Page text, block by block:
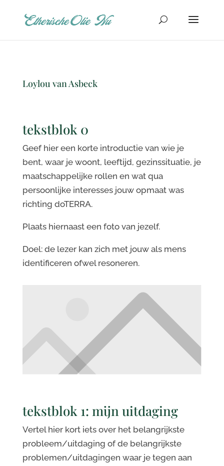
Loylou van Asbeck
tekstblok 0
Geef hier een korte introductie van wie je
bent, waar je woont, leeftijd, gezinssituatie, je
maatschappelijke rollen en wat qua
persoonlijke interesses jouw opmaat was
richting doTERRA.
Plaats hiernaast een foto van jezelf.
Doel: de lezer kan zich met jouw als mens
identificeren ofwel resoneren.
tekstblok 1: mijn uitdaging
Vertel hier kort iets over het belangrijkste
probleem/uitdaging of de belangrijkste
problemen/uitdagingen waar je tegen aan